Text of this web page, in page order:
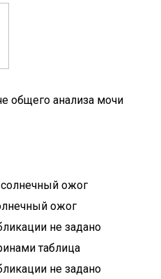
общего анализа мочи
ожог
таблица